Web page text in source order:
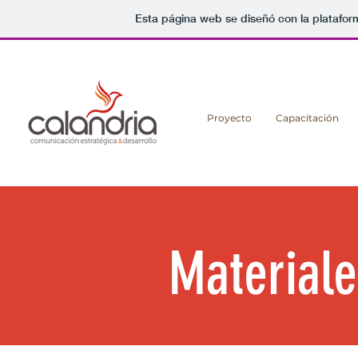
Esta página web se diseñó con la
Proyecto Capacitación